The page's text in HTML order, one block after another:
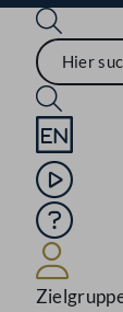
Sprache
Mediathek
Hilfe